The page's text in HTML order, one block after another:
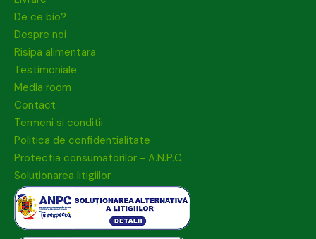
De ce bio?
Despre noi
Risipa alimentara
Testimoniale
Media room
Contact
Termeni si conditii
Politica de confidentialitate
Protectia consumatorilor - A.N.P.C
Soluționarea litigiilor